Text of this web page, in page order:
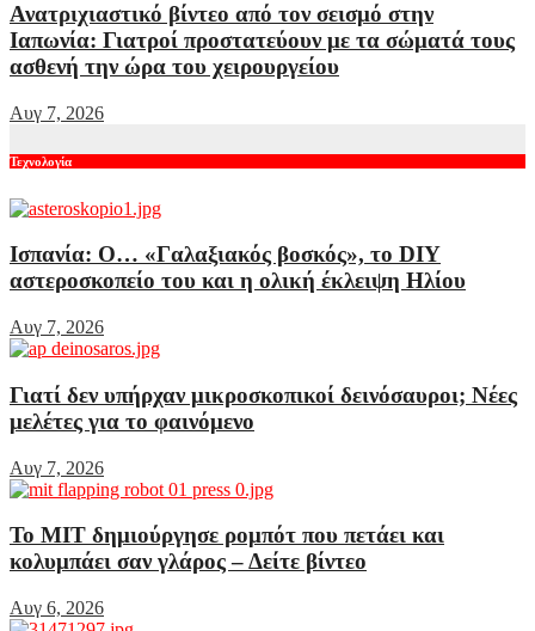
Ανατριχιαστικό βίντεο από τον σεισμό στην
Ιαπωνία: Γιατροί προστατεύουν με τα σώματά τους
ασθενή την ώρα του χειρουργείου
Αυγ 7, 2026
Τεχνολογία
Ισπανία: Ο… «Γαλαξιακός βοσκός», το DIY
αστεροσκοπείο του και η ολική έκλειψη Ηλίου
Αυγ 7, 2026
Γιατί δεν υπήρχαν μικροσκοπικοί δεινόσαυροι; Νέες
μελέτες για το φαινόμενο
Αυγ 7, 2026
Το MIT δημιούργησε ρομπότ που πετάει και
κολυμπάει σαν γλάρος – Δείτε βίντεο
Αυγ 6, 2026